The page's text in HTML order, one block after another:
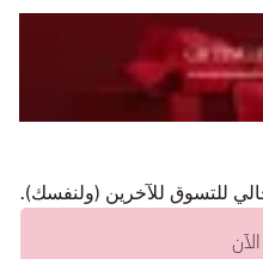
للتسوق للآخرين (ولنفسك).